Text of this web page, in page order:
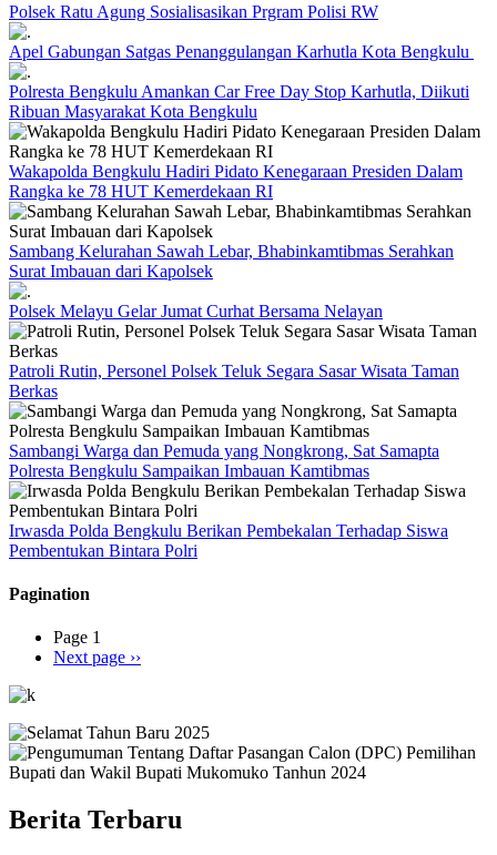
Polsek Ratu Agung Sosialisasikan Prgram Polisi RW
Apel Gabungan Satgas Penanggulangan Karhutla Kota Bengkulu
Polresta Bengkulu Amankan Car Free Day Stop Karhutla, Diikuti
Ribuan Masyarakat Kota Bengkulu
Wakapolda Bengkulu Hadiri Pidato Kenegaraan Presiden Dalam
Rangka ke 78 HUT Kemerdekaan RI
Sambang Kelurahan Sawah Lebar, Bhabinkamtibmas Serahkan
Surat Imbauan dari Kapolsek
Polsek Melayu Gelar Jumat Curhat Bersama Nelayan
Patroli Rutin, Personel Polsek Teluk Segara Sasar Wisata Taman
Berkas
Sambangi Warga dan Pemuda yang Nongkrong, Sat Samapta
Polresta Bengkulu Sampaikan Imbauan Kamtibmas
Irwasda Polda Bengkulu Berikan Pembekalan Terhadap Siswa
Pembentukan Bintara Polri
Pagination
Page 1
Next page ››
Berita Terbaru